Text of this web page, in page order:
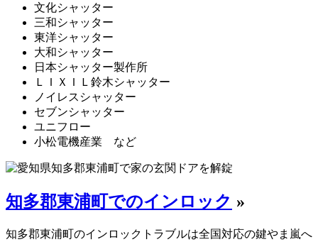
文化シャッター
三和シャッター
東洋シャッター
大和シャッター
日本シャッター製作所
ＬＩＸＩＬ鈴木シャッター
ノイレスシャッター
セブンシャッター
ユニフロー
小松電機産業 など
知多郡東浦町でのインロック »
知多郡東浦町のインロックトラブルは全国対応の鍵やま嵐へ